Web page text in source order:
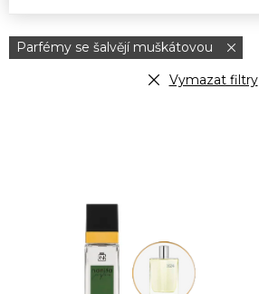
Parfémy se šalvějí muškátovou
Vymazat filtry